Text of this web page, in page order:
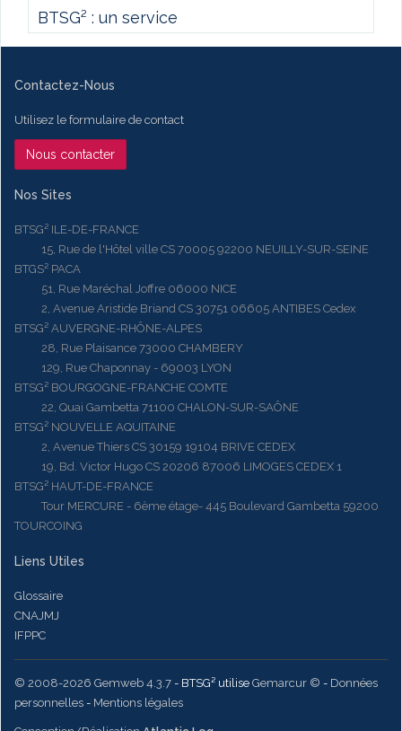
BTSG² : un service
Contactez-Nous
Utilisez le formulaire de contact
Nous contacter
Nos Sites
BTSG² ILE-DE-FRANCE
15, Rue de l'Hôtel ville CS 70005 92200 NEUILLY-SUR-SEINE
BTGS² PACA
51, Rue Maréchal Joffre 06000 NICE
2, Avenue Aristide Briand CS 30751 06605 ANTIBES Cedex
BTSG² AUVERGNE-RHÔNE-ALPES
28, Rue Plaisance 73000 CHAMBERY
129, Rue Chaponnay - 69003 LYON
BTSG² BOURGOGNE-FRANCHE COMTE
22, Quai Gambetta 71100 CHALON-SUR-SAÔNE
BTSG² NOUVELLE AQUITAINE
2, Avenue Thiers CS 30159 19104 BRIVE CEDEX
19, Bd. Victor Hugo CS 20206 87006 LIMOGES CEDEX 1
BTSG² HAUT-DE-FRANCE
Tour MERCURE - 6ème étage- 445 Boulevard Gambetta 59200
TOURCOING
Liens Utiles
Glossaire
CNAJMJ
IFPPC
© 2008-2026 Gemweb 4.3.7 - BTSG² utilise Gemarcur © - Données
personnelles - Mentions légales